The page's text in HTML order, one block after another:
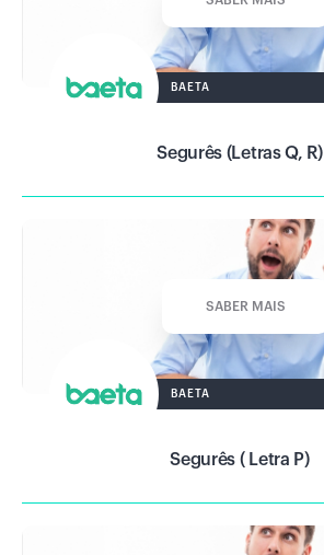
BAETA
Segurês (Letras Q, R)
BAETA
SABER MAIS
Segurês ( Letra P)